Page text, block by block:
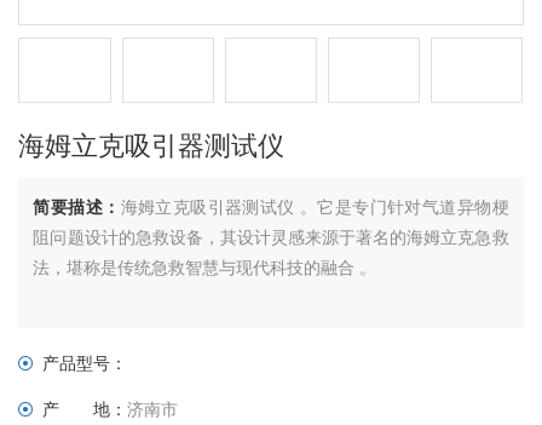
海姆立克吸引器测试仪
简要描述： 海姆立克吸引器测试仪 。它是专门针对气道异物梗
阻问题设计的急救设备，其设计灵感来源于著名的海姆立克急救
法，堪称是传统急救智慧与现代科技的融合 。
产品型号：
产 地：济南市